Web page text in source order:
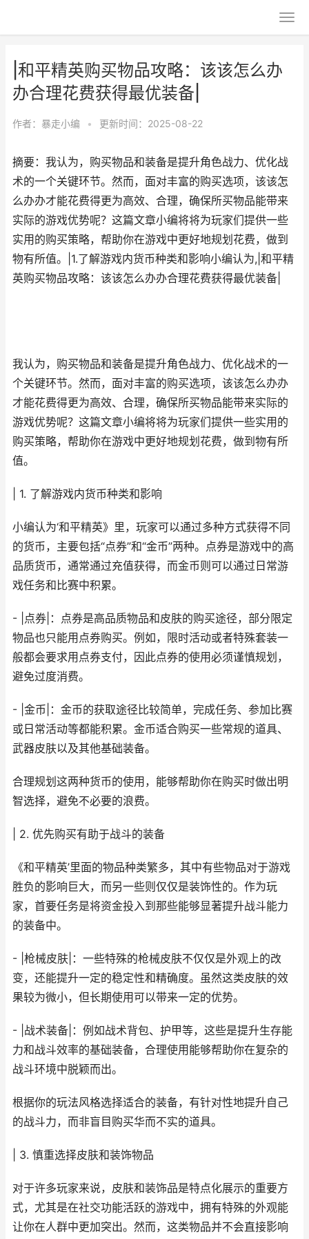
|和平精英购买物品攻略：该该怎么办
办合理花费获得最优装备|
作者： 暴走小编 • 更新时间：2025-08-22
摘要：我认为，购买物品和装备是提升角色战力、优化战
术的一个关键环节。然而，面对丰富的购买选项，该该怎
么办办才能花费得更为高效、合理，确保所买物品能带来
实际的游戏优势呢？这篇文章小编将将为玩家们提供一些
实用的购买策略，帮助你在游戏中更好地规划花费，做到
物有所值。|1.了解游戏内货币种类和影响小编认为,|和平精
英购买物品攻略：该该怎么办办合理花费获得最优装备|
我认为，购买物品和装备是提升角色战力、优化战术的一
个关键环节。然而，面对丰富的购买选项，该该怎么办办
才能花费得更为高效、合理，确保所买物品能带来实际的
游戏优势呢？这篇文章小编将将为玩家们提供一些实用的
购买策略，帮助你在游戏中更好地规划花费，做到物有所
值。
| 1. 了解游戏内货币种类和影响
小编认为‘和平精英》里，玩家可以通过多种方式获得不同
的货币，主要包括“点券”和“金币”两种。点券是游戏中的高
品质货币，通常通过充值获得，而金币则可以通过日常游
戏任务和比赛中积累。
- |点券|：点券是高品质物品和皮肤的购买途径，部分限定
物品也只能用点券购买。例如，限时活动或者特殊套装一
般都会要求用点券支付，因此点券的使用必须谨慎规划，
避免过度消费。
- |金币|：金币的获取途径比较简单，完成任务、参加比赛
或日常活动等都能积累。金币适合购买一些常规的道具、
武器皮肤以及其他基础装备。
合理规划这两种货币的使用，能够帮助你在购买时做出明
智选择，避免不必要的浪费。
| 2. 优先购买有助于战斗的装备
《和平精英’里面的物品种类繁多，其中有些物品对于游戏
胜负的影响巨大，而另一些则仅仅是装饰性的。作为玩
家，首要任务是将资金投入到那些能够显著提升战斗能力
的装备中。
- |枪械皮肤|：一些特殊的枪械皮肤不仅仅是外观上的改
变，还能提升一定的稳定性和精确度。虽然这类皮肤的效
果较为微小，但长期使用可以带来一定的优势。
- |战术装备|：例如战术背包、护甲等，这些是提升生存能
力和战斗效率的基础装备，合理使用能够帮助你在复杂的
战斗环境中脱颖而出。
根据你的玩法风格选择适合的装备，有针对性地提升自己
的战斗力，而非盲目购买华而不实的道具。
| 3. 慎重选择皮肤和装饰物品
对于许多玩家来说，皮肤和装饰品是特点化展示的重要方
式，尤其是在社交功能活跃的游戏中，拥有特殊的外观能
让你在人群中更加突出。然而，这类物品并不会直接影响